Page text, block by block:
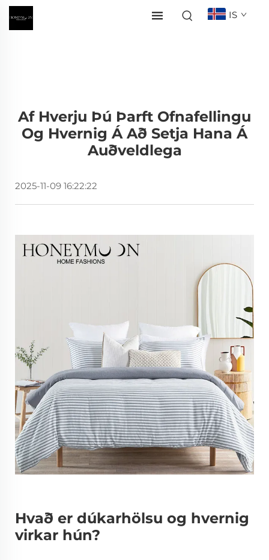
IS
Af Hverju Þú Þarft Ofnafellingu
Og Hvernig Á Að Setja Hana Á
Auðveldlega
2025-11-09 16:22:22
Hvað er dúkarhölsu og hvernig
virkar hún?